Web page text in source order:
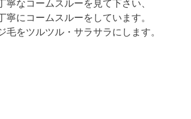
なコームスルーを見て下さい、
にコームスルーをしています。
をツルツル・サラサラにします。